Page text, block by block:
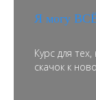
Я могу
Курс для
скачок к